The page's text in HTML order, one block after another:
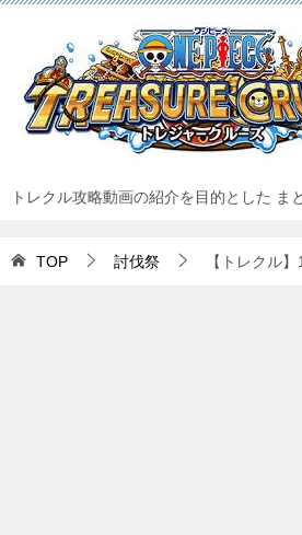
トレクル攻略動画の紹介を目的とした ま
TOP 討伐祭 【トレクル